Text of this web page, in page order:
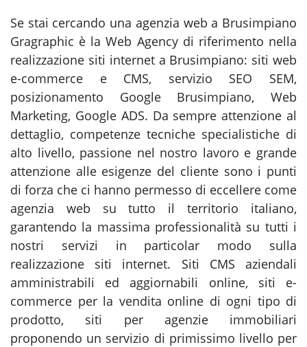
Se stai cercando una agenzia web a Brusimpiano
Gragraphic è la Web Agency di riferimento nella
realizzazione siti internet a Brusimpiano: siti web
e-commerce e CMS, servizio SEO SEM,
posizionamento Google Brusimpiano, Web
Marketing, Google ADS. Da sempre attenzione al
dettaglio, competenze tecniche specialistiche di
alto livello, passione nel nostro lavoro e grande
attenzione alle esigenze del cliente sono i punti
di forza che ci hanno permesso di eccellere come
agenzia web su tutto il territorio italiano,
garantendo la massima professionalità su tutti i
nostri servizi in particolar modo sulla
realizzazione siti internet. Siti CMS aziendali
amministrabili ed aggiornabili online, siti e-
commerce per la vendita online di ogni tipo di
prodotto, siti per agenzie immobiliari
proponendo un servizio di primissimo livello per